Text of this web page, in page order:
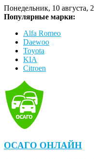
Понедельник, 10 августа,
Популярные марки:
Alfa Romeo
Daewoo
Toyota
KIA
Citroen
ОСАГО ОНЛАЙН